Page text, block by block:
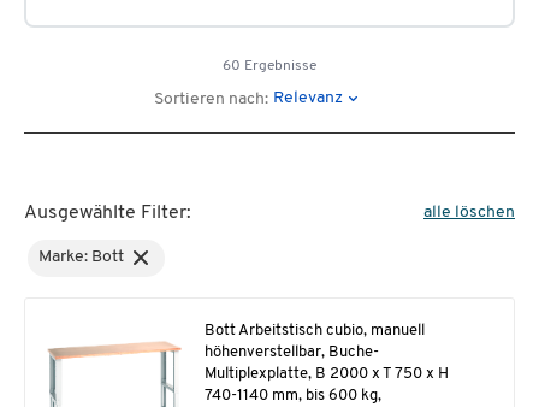
60 Ergebnisse
Sortieren nach: Relevanz
Ausgewählte Filter: alle löschen
Marke: Bott
Bott Arbeitstisch cubio, manuell
höhenverstellbar, Buche-
Multiplexplatte, B 2000 x T 750 x H
740-1140 mm, bis 600 kg,